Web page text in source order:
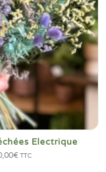
Electrique
€Plage
TTC